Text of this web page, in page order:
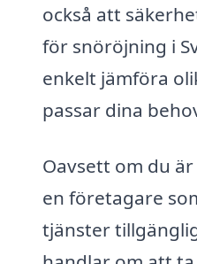
också att
för snöröjning i
enkelt jämföra
passar dina
Oavsett om du
en företagare
tjänster